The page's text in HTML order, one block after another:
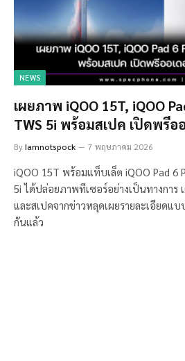
NEWS
เผยภาพ iQOO 15T, iQOO
TWS 5i พร้อมสเปค เปิดพรีอ
ByIamnotspock 7 พฤษภาคม 2026
iQOO 15T พร้อมแท็บเล็ต iQOO Pad 6
5i ได้ปล่อยภาพทีเซอร์อย่างเป็นทางการ
และสเปคจากข่าวหลุดเผยรายละเอียดแบ
กันแล้ว